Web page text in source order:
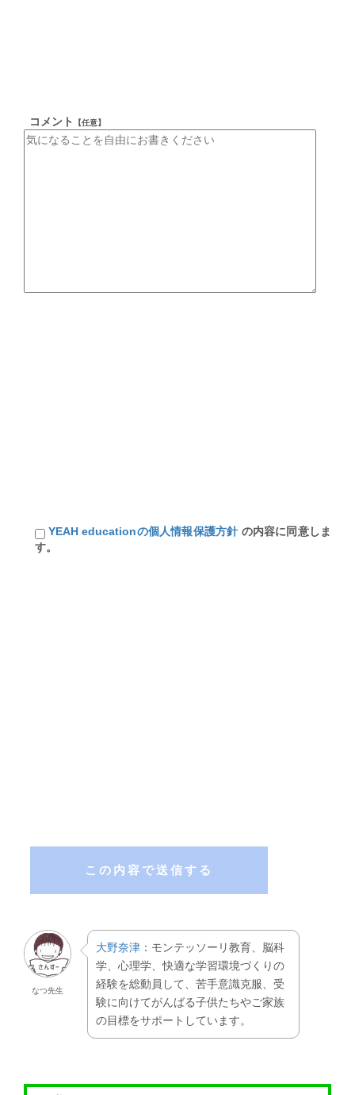
コメント 【任意】
YEAH educationの個人情報保護方針 の内容に同意しま
す。
ィ
空
の
ま
まなつ先生
大野奈津 ：モンテッソーリ教育、脳科
学、心理学、快適な学習環境づくりの
経験を総動員して、苦手意識克服、受
験に向けてがんばる子供たちやご家族
の目標をサポートしています。